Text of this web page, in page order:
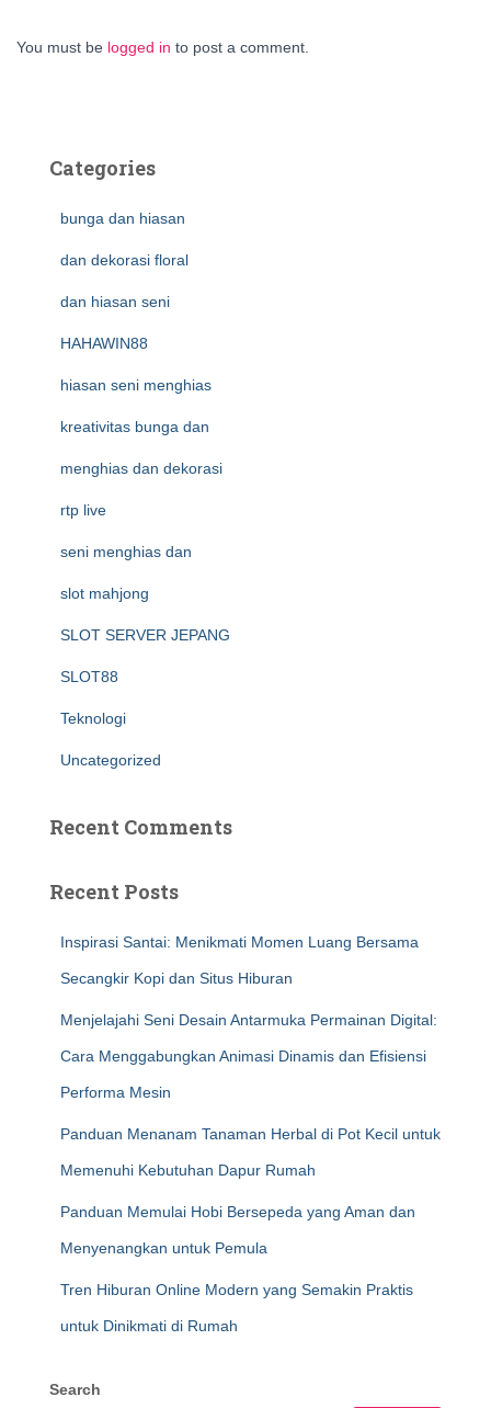
You must be logged in to post a comment.
Categories
bunga dan hiasan
dan dekorasi floral
dan hiasan seni
HAHAWIN88
hiasan seni menghias
kreativitas bunga dan
menghias dan dekorasi
rtp live
seni menghias dan
slot mahjong
SLOT SERVER JEPANG
SLOT88
Teknologi
Uncategorized
Recent Comments
Recent Posts
Inspirasi Santai: Menikmati Momen Luang Bersama
Secangkir Kopi dan Situs Hiburan
Menjelajahi Seni Desain Antarmuka Permainan Digital:
Cara Menggabungkan Animasi Dinamis dan Efisiensi
Performa Mesin
Panduan Menanam Tanaman Herbal di Pot Kecil untuk
Memenuhi Kebutuhan Dapur Rumah
Panduan Memulai Hobi Bersepeda yang Aman dan
Menyenangkan untuk Pemula
Tren Hiburan Online Modern yang Semakin Praktis
untuk Dinikmati di Rumah
Search